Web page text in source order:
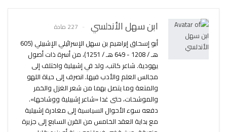
ابن سهل الأندلسي 227 مادة
أبو إسحاق إبراهيم بن سهل الإسرائيلي الإشبيلي (605
هـ / 1208 - 649 هـ / 1251)، من أسرة ذات أصول
يهودية. شاعر كاتب، ولد في إشبيلية واختلف إلى
مجالس العلم والأدب فيها. انصرف إلى حياة اللهو
والمتعة وما يتصل بهما من شعر الغزل والخمر
والموشحات، حتى غدا «شاعر إشبيلية ووشاحها».
دفعه سوء الأحوال السياسية إلى مغادرة إشبيلية
مع بداية العقد الخامس من القرن السابع إلى جزيرة